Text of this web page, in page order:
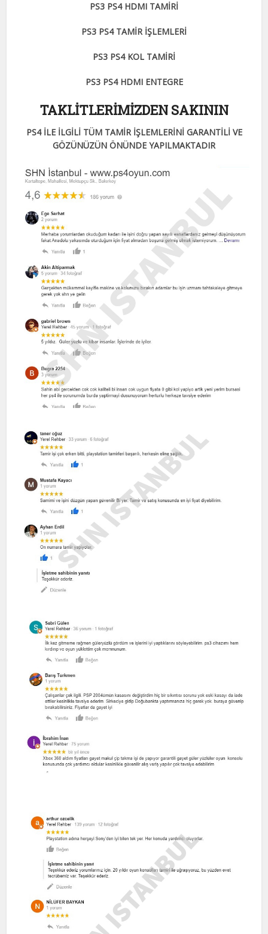
PS3 PS4 HDMI TAMİRİ
PS3 PS4 TAMİR İŞLEMLERİ
PS3 PS4 KOL TAMİRİ
PS3 PS4 HDMI ENTEGRE
TAKLİTLERİMİZDEN SAKININ
PS4 İLE İLGİLİ TÜM TAMİR İŞLEMLERİNİ GARANTİLİ VE
GÖZÜNÜZÜN ÖNÜNDE YAPILMAKTADIR